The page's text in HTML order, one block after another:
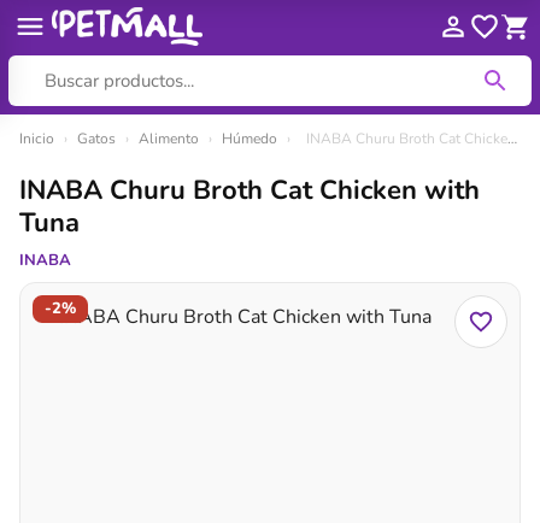
contenido
Inicio › Gatos › Alimento › Húmedo › INABA Churu Broth Cat Chicken with Tuna
-2%
INABA Churu Broth Cat Chicken with
Tuna
INABA